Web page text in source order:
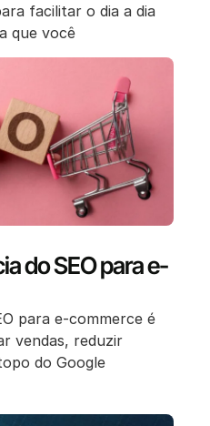
facilitar o dia a dia
que você
do SEO para e-
para e-commerce é
vendas, reduzir
do Google